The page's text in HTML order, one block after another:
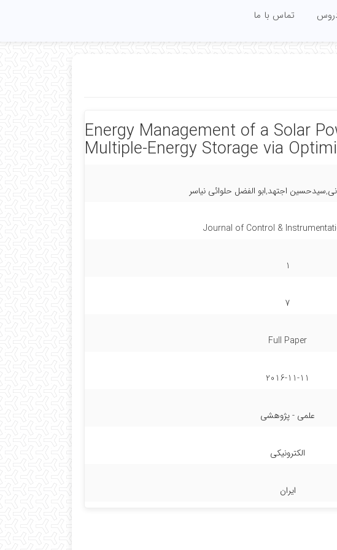
تماس با ما
Energy Management of a Solar
Multiple-Energy Storage via
اجتهد,ابو الفضل حلوائی نیاسر
Journal of Control &
1
7
Full Paper
2016-11-11
علمی - پژوهشی
الکترونیکی
ایران